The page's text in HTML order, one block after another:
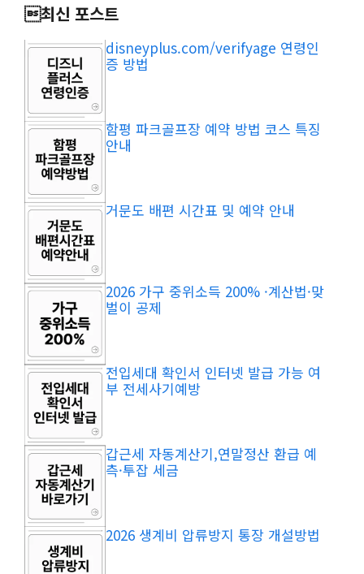
최신 포스트
disneyplus.com/verifyage 연령인
증 방법
함평 파크골프장 예약 방법 코스 특징
안내
거문도 배편 시간표 및 예약 안내
2026 가구 중위소득 200% ·계산법·맞
벌이 공제
전입세대 확인서 인터넷 발급 가능 여
부 전세사기예방
갑근세 자동계산기,연말정산 환급 예
측·투잡 세금
2026 생계비 압류방지 통장 개설방법